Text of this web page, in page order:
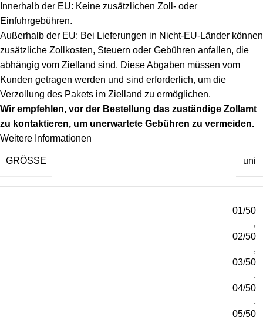
Innerhalb der EU: Keine zusätzlichen Zoll- oder
Einfuhrgebühren.
Außerhalb der EU: Bei Lieferungen in Nicht-EU-Länder können
zusätzliche Zollkosten, Steuern oder Gebühren anfallen, die
abhängig vom Zielland sind. Diese Abgaben müssen vom
Kunden getragen werden und sind erforderlich, um die
Verzollung des Pakets im Zielland zu ermöglichen.
Wir empfehlen, vor der Bestellung das zuständige Zollamt
zu kontaktieren, um unerwartete Gebühren zu vermeiden.
Weitere Informationen
GRÖSSE uni
01/50
,
02/50
,
03/50
,
04/50
,
05/50